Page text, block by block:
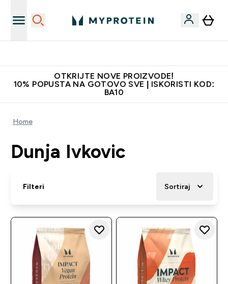
OTKRIJTE NOVE PROIZVODE!
10% POPUSTA NA GOTOVO SVE | ISKORISTI KOD:
BA10
Home
Dunja Ivkovic
Filteri Sortiraj